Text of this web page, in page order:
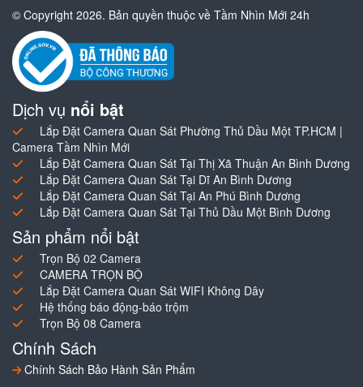
© Copyright 2026. Bản quyền thuộc về Tầm Nhìn Mới 24h
Dịch vụ nổi bật
Lắp Đặt Camera Quan Sát Phường Thủ Dầu Một TP.HCM |
Camera Tầm Nhìn Mới
Lắp Đặt Camera Quan Sát Tại Thị Xã Thuận An Bình Dương
Lắp Đặt Camera Quan Sát Tại Dĩ An Bình Dương
Lắp Đặt Camera Quan Sát Tại An Phú Bình Dương
Lắp Đặt Camera Quan Sát Tại Thủ Dầu Một Bình Dương
Sản phẩm nổi bật
Trọn Bộ 02 Camera
CAMERA TRỌN BỘ
Lắp Đặt Camera Quan Sát WIFI Không Dây
Hệ thống báo động-báo trộm
Trọn Bộ 08 Camera
Chính Sách
Chính Sách Bảo Hành Sản Phẩm